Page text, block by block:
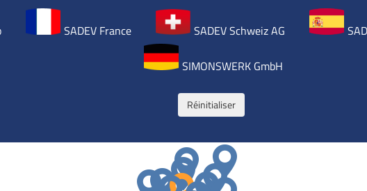
SADEV France SADEV Schweiz AG
SIMONSWERK GmbH